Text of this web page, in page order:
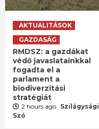
AKTUALITÁSOK
GAZDASÁG
RMDSZ: a gazdákat
védő javaslatainkkal
fogadta el a
parlament a
biodiverzitási
stratégiát
2 hours ago Szilágysági
Szó